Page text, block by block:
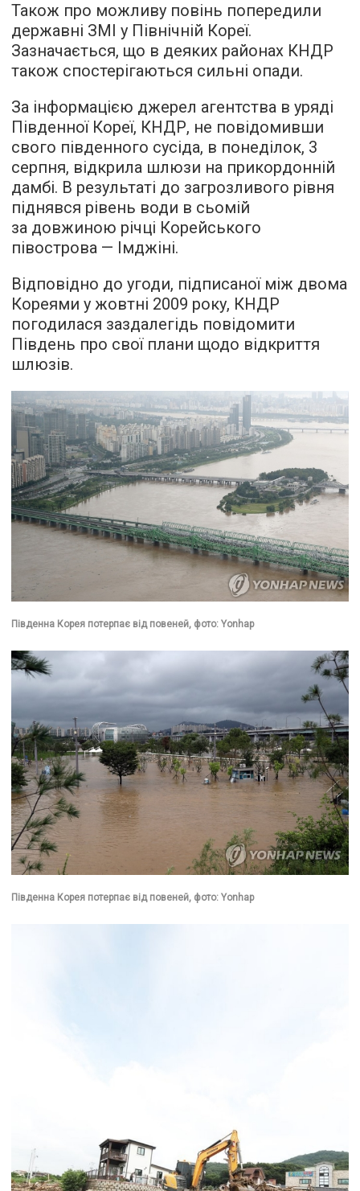
Також про можливу повінь попередили
державні ЗМІ у Північній Кореї.
Зазначається, що в деяких районах КНДР
також спостерігаються сильні опади.
За інформацією джерел агентства в уряді
Південної Кореї, КНДР, не повідомивши
свого південного сусіда, в понеділок, 3
серпня, відкрила шлюзи на прикордонній
дамбі. В результаті до загрозливого рівня
піднявся рівень води в сьомій
за довжиною річці Корейського
півострова — Імджіні.
Відповідно до угоди, підписаної між двома
Кореями у жовтні 2009 року, КНДР
погодилася заздалегідь повідомити
Південь про свої плани щодо відкриття
шлюзів.
Південна Корея потерпає від повеней, фото: Yonhap
Південна Корея потерпає від повеней, фото: Yonhap